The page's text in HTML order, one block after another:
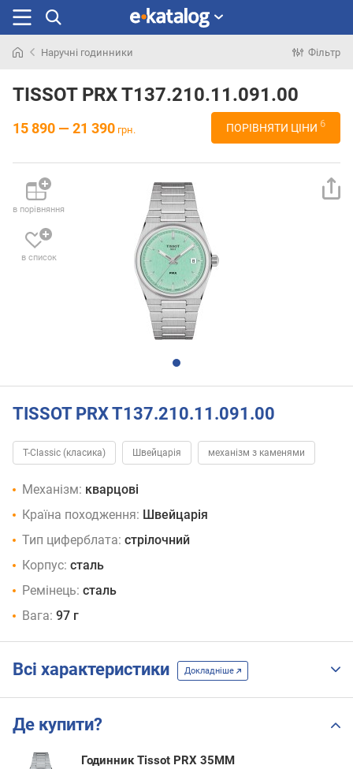
раніше
Наручні годинники Фільтр
TISSOT PRX T137.210.11.091.00
15 890 — 21 390 грн. ПОРІВНЯТИ ЦІНИ 6
в порівняння
в список
TISSOT PRX T137.210.11.091.00
T-Classic (класика) Швейцарія механізм з каменями
Механізм: кварцові
Країна походження: Швейцарія
Тип циферблата: стрілочний
Корпус: сталь
Ремінець: сталь
Вага: 97 г
Всі характеристики Докладніше
Де купити?
Годинник Tissot PRX 35MM